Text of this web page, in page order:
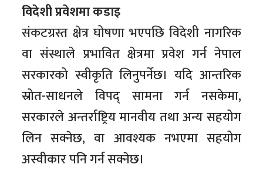
विदेशी प्रवेशमा कडाइ
संकटग्रस्त क्षेत्र घोषणा भएपछि विदेशी नागरिक
वा संस्थाले प्रभावित क्षेत्रमा प्रवेश गर्न नेपाल
सरकारको स्वीकृति लिनुपर्नेछ। यदि आन्तरिक
स्रोत-साधनले विपद् सामना गर्न नसकेमा,
सरकारले अन्तर्राष्ट्रिय मानवीय तथा अन्य सहयोग
लिन सक्नेछ, वा आवश्यक नभएमा सहयोग
अस्वीकार पनि गर्न सक्नेछ।